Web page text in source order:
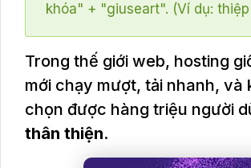
khóa" + "giuseart". (Ví dụ:
Trong thế giới web, hosting
mới chạy mượt, tải nhanh, và
chọn được hàng triệu người
thân thiện.